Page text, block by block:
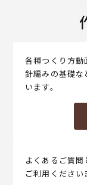
各種つくり方動
針編みの基礎な
います。
よくあるご質
ご利用ください